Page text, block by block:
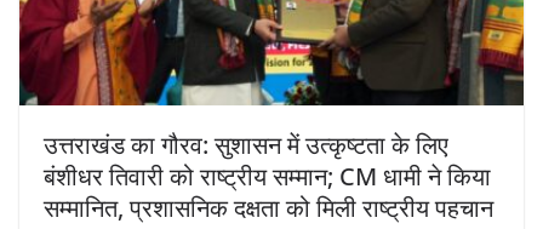
उत्तराखंड का गौरव: सुशासन में उत्कृष्टता के लिए
बंशीधर तिवारी को राष्ट्रीय सम्मान; CM धामी ने किया
सम्मानित, प्रशासनिक दक्षता को मिली राष्ट्रीय पहचान